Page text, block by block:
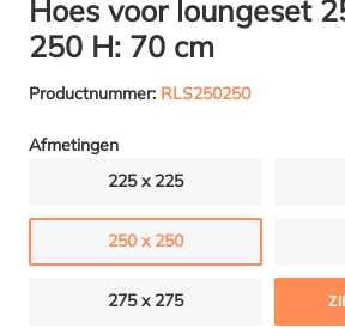
Hoes voor loungeset
250 H: 70 cm
Productnummer: RLS250250
Afmetingen
225 x 225
250 x 250
275 x 275